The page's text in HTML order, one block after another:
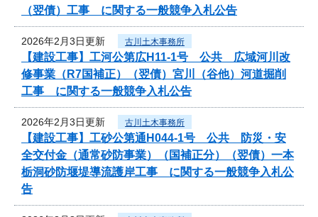
（翌債）工事 に関する一般競争入札公告
2026年2月3日更新 古川土木事務所
【建設工事】工河公第広H11-1号 公共 広域河川改
修事業（R7国補正）（翌債）宮川（谷他）河道掘削
工事 に関する一般競争入札公告
2026年2月3日更新 古川土木事務所
【建設工事】工砂公第通H044-1号 公共 防災・安
全交付金（通常砂防事業）（国補正分）（翌債）一本
栃洞砂防堰堤導流護岸工事 に関する一般競争入札公
告